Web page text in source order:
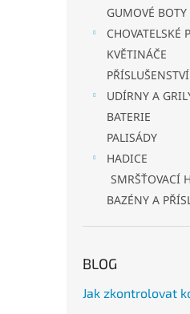
GUMOVÉ BOTY
CHOVATELSKÉ
KVĚTINÁČE
PŘÍSLUŠENSTVÍ
UDÍRNY A
BATERIE
PALISÁDY
HADICE
SMRŠŤOVACÍ
BAZÉNY A
BLOG
Jak zkontrolovat